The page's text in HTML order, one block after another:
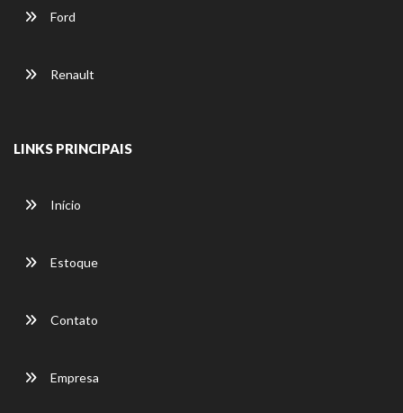
Ford
Renault
LINKS PRINCIPAIS
Início
Estoque
Contato
Empresa